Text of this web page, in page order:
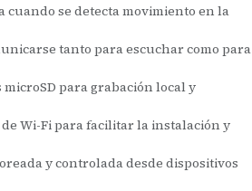
cuando se detecta movimiento en la
tanto para escuchar como para
para grabación local y
de Wi-Fi para facilitar la instalación y
y controlada desde dispositivos